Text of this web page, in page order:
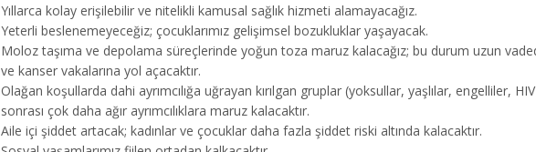
Yıllarca kolay erişilebilir ve nitelikli kamusal sağlık hizmeti alamayacağız.
Yeterli beslenemeyeceğiz; çocuklarımız gelişimsel bozukluklar yaşayacak.
Moloz taşıma ve depolama süreçlerinde yoğun toza maruz kalacağız; bu durum uzun
ve kanser vakalarına yol açacaktır.
Olağan koşullarda dahi ayrımcılığa uğrayan kırılgan gruplar (yoksullar, yaşlılar, engelliler,
sonrası çok daha ağır ayrımcılıklara maruz kalacaktır.
Aile içi şiddet artacak; kadınlar ve çocuklar daha fazla şiddet riski altında kalacaktır.